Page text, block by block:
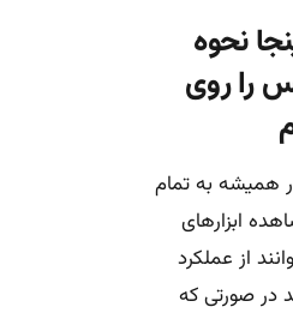
نحوه
را روی
همیشه به تمام
ابزارهای
از عملکرد
در صورتی که